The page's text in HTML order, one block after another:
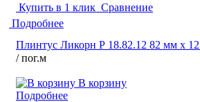
Купить в 1 клик Сравнение
Подробнее
Плинтус Ликорн Р 18.82.12 82 мм х
/ пог.м
В корзину
Подробнее